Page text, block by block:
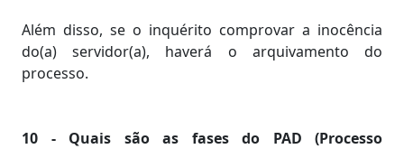
Além disso, se o inquérito comprovar a inocência
do(a) servidor(a), haverá o arquivamento do
processo.
10 - Quais são as fases do PAD (Processo